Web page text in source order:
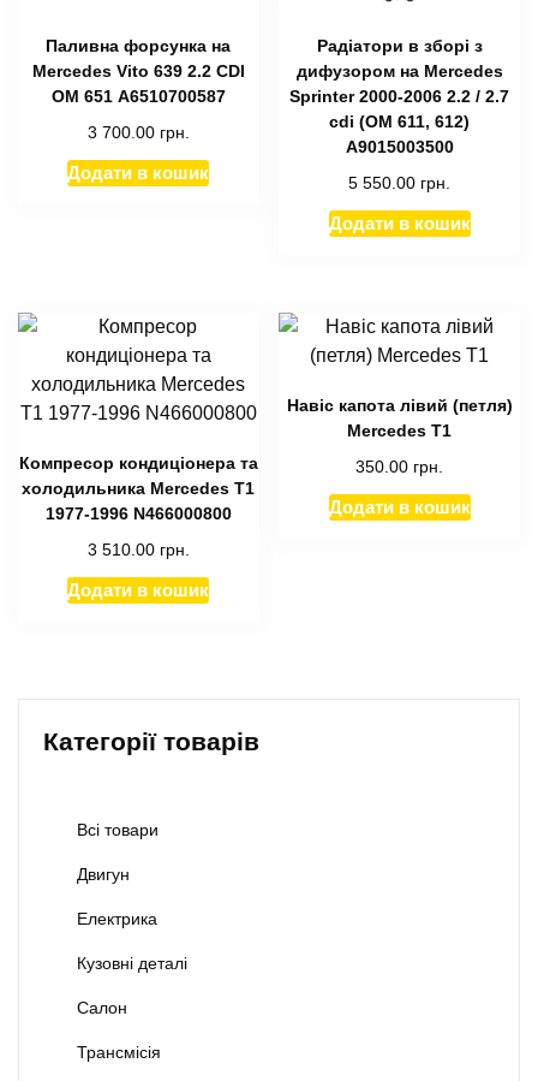
Паливна форсунка на
Mercedes Vito 639 2.2 CDI
OM 651 А6510700587
3 700.00 грн.
Додати в кошик
Радіатори в зборі з
дифузором на Mercedes
Sprinter 2000-2006 2.2 / 2.7
cdi (ОМ 611, 612)
A9015003500
5 550.00 грн.
Додати в кошик
Компресор кондиціонера та
холодильника Mercedes T1
1977-1996 N466000800
3 510.00 грн.
Додати в кошик
Навіс капота лівий (петля)
Mercedes T1
350.00 грн.
Додати в кошик
Категорії товарів
Всі товари
Двигун
Електрика
Кузовні деталі
Салон
Трансмісія